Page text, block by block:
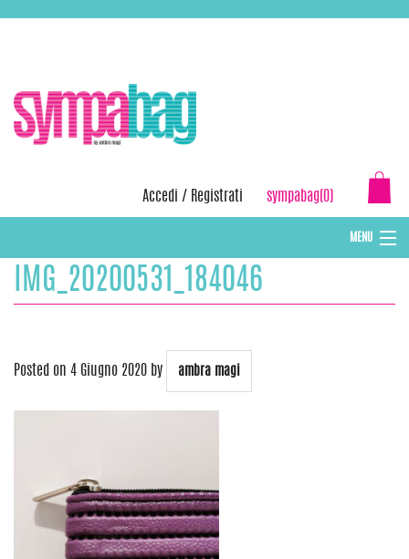
Accedi / Registrati sympabag(0)
MENU
CAPPELLI INVERNALI DONNA
IMG_20200531_184046
Posted on 4 Giugno 2020 by ambra magi